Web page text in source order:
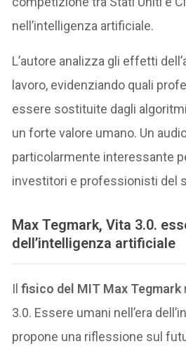
nell’intelligenza artificiale.
L’autore analizza gli effetti
lavoro, evidenziando quali
essere sostituite dagli
un forte valore umano. Un
particolarmente interessante
investitori e professionisti del
Max Tegmark, Vita 3.0.
dell’intelligenza artificiale
Ilfisico del MIT Max Tegmark
3.0. Essere umani nell’era
propone una riflessione sul